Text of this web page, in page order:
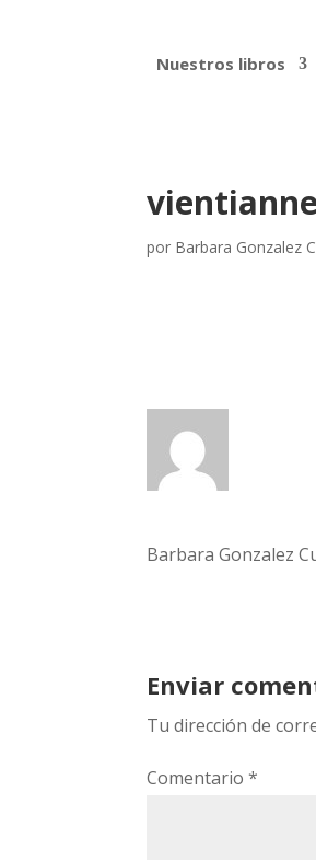
Nuestros libros
por Barbara Gonzalez
Barbara Gonzalez
Enviar
Tu dirección de
Comentario*